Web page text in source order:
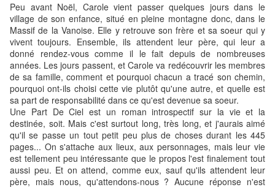
Peu avant Noël, Carole vient passer quelques jours dans le
village de son enfance, situé en pleine montagne donc, dans le
Massif de la Vanoise. Elle y retrouve son frère et sa soeur qui y
vivent toujours. Ensemble, ils attendent leur père, qui leur a
donné rendez-vous comme il le fait depuis de nombreuses
années. Les jours passent, et Carole va redécouvrir les membres
de sa famille, comment et pourquoi chacun a tracé son chemin,
pourquoi ont-ils choisi cette vie plutôt qu'une autre, et quelle est
sa part de responsabilité dans ce qu'est devenue sa soeur.
Une Part De Ciel est un roman introspectif sur la vie et la
destinée, soit. Mais c'est surtout long, très long, et j'aurais aimé
qu'il se passe un tout petit peu plus de choses durant les 445
pages... On s'attache aux lieux, aux personnages, mais leur vie
est tellement peu intéressante que le propos l'est finalement tout
aussi peu. Et on attend, comme eux, sauf qu'ils attendent leur
père, mais nous, qu'attendons-nous ? Aucune réponse n'est